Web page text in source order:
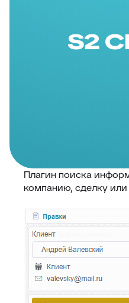
S2
Плагин поиска
компанию, сделку